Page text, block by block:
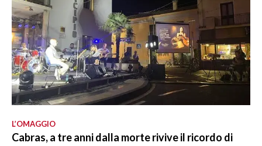
L’OMAGGIO
Cabras, a tre anni dalla morte rivive il ricordo di